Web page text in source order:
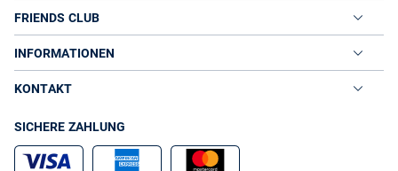
FRIENDS CLUB
INFORMATIONEN
KONTAKT
SICHERE ZAHLUNG